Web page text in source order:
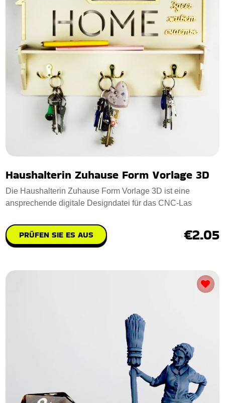
Haushalterin Zuhause Form Vorlage 3D
Die Haushalterin Zuhause Form Vorlage 3D ist eine
ansprechende digitale Designdatei für das CNC-Las
PRÜFEN SIE ES AUS €2.05